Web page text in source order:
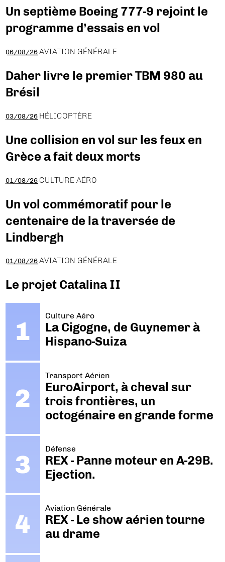
Un septième Boeing 777-9 rejoint le
programme d’essais en vol
06/08/26 AVIATION GÉNÉRALE
Daher livre le premier TBM 980 au
Brésil
03/08/26 HÉLICOPTÈRE
Une collision en vol sur les feux en
Grèce a fait deux morts
01/08/26 CULTURE AÉRO
Un vol commémoratif pour le
centenaire de la traversée de
Lindbergh
01/08/26 AVIATION GÉNÉRALE
Le projet Catalina II
Culture Aéro
La Cigogne, de Guynemer à
Hispano-Suiza
Transport Aérien
EuroAirport, à cheval sur
trois frontières, un
octogénaire en grande forme
Défense
REX - Panne moteur en A-29B.
Ejection.
Aviation Générale
REX - Le show aérien tourne
au drame